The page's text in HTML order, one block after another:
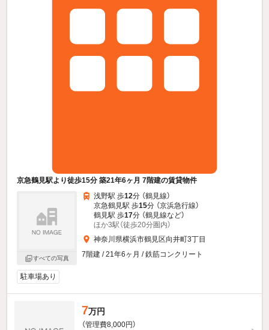
京急鶴見駅より徒歩15分 築21年6ヶ月 7階建の賃貸物件
すべての写真
浅野駅 歩12分 （鶴見線）
京急鶴見駅 歩15分 （京浜急行線）
鶴見駅 歩17分 （鶴見線など）
ほか3駅（徒歩20分圏内）
神奈川県横浜市鶴見区向井町3丁目
7階建 / 21年6ヶ月 / 鉄筋コンクリート
駐車場あり
7万円
（管理費8,000円）